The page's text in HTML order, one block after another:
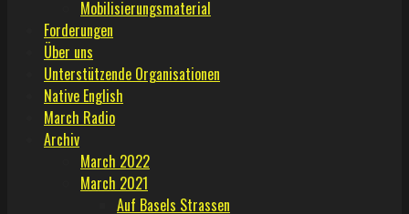
Mobilisierungsmaterial
Forderungen
Über uns
Unterstützende Organisationen
Native English
March Radio
Archiv
March 2022
March 2021
Auf Basels Strassen